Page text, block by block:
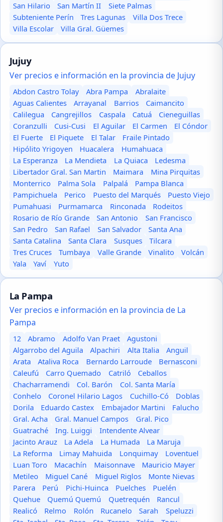
San Hilario
San Martín II
Siete Palmas
Subteniente Perín
Tres Lagunas
Villa Dos Trece
Villa Escolar
Villa Gral. Güemes
Jujuy
Ver precios e información en la provincia de Jujuy
Abdon Castro Tolay Abra Pampa
Abralaite
Aguas Calientes
Arrayanal Barrios
Caimancito
Calilegua
Cangrejillos Caspala Catuá
Cieneguillas
Coranzulli
Cusi-Cusi El Aguilar El Carmen
El Cóndor
El Fuerte
El Piquete El Talar
Fraile Pintado
Hipólito Yrigoyen
Huacalera
Humahuaca
La Esperanza
La Mendieta La Quiaca
Ledesma
Libertador Gral. San Martin
Maimara
Mina Pirquitas
Monterrico
Palma Sola Palpalá
Pampa Blanca
Pampichuela
Perico Puesto del Marqués
Puesto Viejo
Pumahuasi
Purmamarca Rinconada
Rodeitos
Rosario de Río Grande
San Antonio
San Francisco
San Pedro
San Rafael San Salvador
Santa Ana
Santa Catalina
Santa Clara Susques
Tilcara
Tres Cruces
Tumbaya Valle Grande Vinalito
Volcán
Yala
Yaví Yuto
La Pampa
Ver precios e información en la provincia de La
Pampa
12 Abramo Adolfo Van Praet
Agustoni
Algarrobo del Aguila
Alpachiri Alta Italia
Anguil
Arata
Ataliva Roca Bernardo Larroude
Bernasconi
Caleufú
Carro Quemado Catriló
Ceballos
Chacharramendi
Col. Barón
Col. Santa María
Conhelo
Coronel Hilario Lagos Cuchillo-Có
Doblas
Dorila
Eduardo Castex Embajador Martini
Falucho
Gral. Acha
Gral. Manuel Campos
Gral. Pico
Guatraché
Ing. Luiggi
Intendente Alvear
Jacinto Arauz
La Adela La Humada
La Maruja
La Reforma
Limay Mahuida Lonquimay
Loventuel
Luan Toro
Macachín Maisonnave
Mauricio Mayer
Metileo
Miguel Cané Miguel Riglos
Monte Nievas
Parera
Perú Pichi-Huinca Puelches
Puelén
Quehue
Quemú Quemú Quetrequén
Rancul
Realicó
Relmo Rolón Rucanelo Sarah
Speluzzi